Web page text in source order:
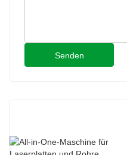
Senden